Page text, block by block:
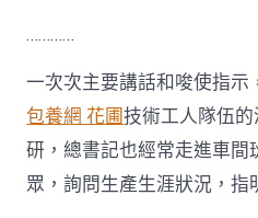
…………
一次次主要講話和唆使指示
包養網 花圃技術工人隊伍
研，總書記也經常走進車
眾，詢問生產生涯狀況，指